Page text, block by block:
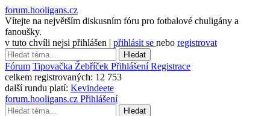
forum.hooligans.cz
Vítejte na největším diskusním fóru pro fotbalové chuligány a
fanoušky.
v tuto chvíli nejsi přihlášen | přihlásit se nebo registrovat
Hledat
Fórum Tipovačka Žebříček PřihlášeníRegistrace
celkem registrovaných: 12 753
další rundu platí: Kevindeete
forum.hooligans.cz Přihlášení
Hledat